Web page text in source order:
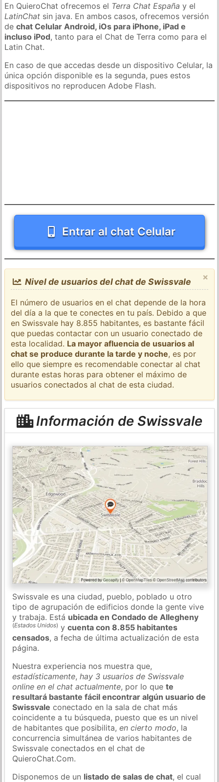
En QuieroChat ofrecemos el Terra Chat España y el
LatinChat sin java. En ambos casos, ofrecemos versión
dechat Celular Android, iOs para iPhone, iPad e
incluso iPod, tanto para el Chat de Terra como para el
Latin Chat.
En caso de que accedas desde un dispositivo Celular, la
única opción disponible es la segunda, pues estos
dispositivos no reproducen Adobe Flash.
Entrar al chat Celular
×
Nivel de usuarios del chat de Swissvale
El número de usuarios en el chat depende de la hora
del día a la que te conectes en tu país. Debido a que
en Swissvale hay 8.855 habitantes, es bastante fácil
que puedas contactar con un usuario conectado de
esta localidad. La mayor afluencia de usuarios al
chat se produce durante la tarde y noche, es por
ello que siempre es recomendable conectar al chat
durante estas horas para obtener el máximo de
usuarios conectados al chat de esta ciudad.
Información de Swissvale
Swissvale es una ciudad, pueblo, poblado u otro
tipo de agrupación de edificios donde la gente vive
y trabaja. Está ubicada en Condado de Allegheny
(Estados Unidos) ycuenta con 8.855 habitantes
censados, a fecha de última actualización de esta
página.
Nuestra experiencia nos muestra que,
estadísticamente,hay 3 usuarios de Swissvale
online en el chat actualmente, por lo quete
resultará bastante fácil encontrar algún usuario de
Swissvale conectado en la sala de chat más
coincidente a tu búsqueda, puesto que es un nivel
de habitantes que posibilita,en cierto modo, la
concurrencia simultánea de varios habitantes de
Swissvale conectados en el chat de
QuieroChat.Com.
Disponemos de un listado de salas de chat, el cual